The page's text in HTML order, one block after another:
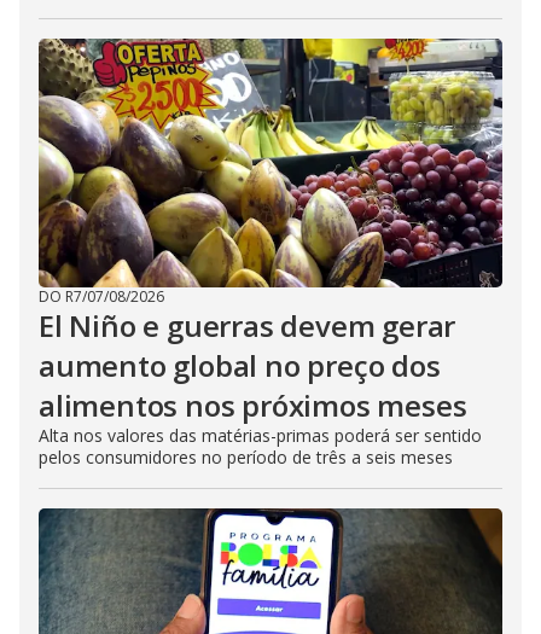
DO R7/07/08/2026
El Niño e guerras devem gerar
aumento global no preço dos
alimentos nos próximos meses
Alta nos valores das matérias-primas poderá ser sentido
pelos consumidores no período de três a seis meses